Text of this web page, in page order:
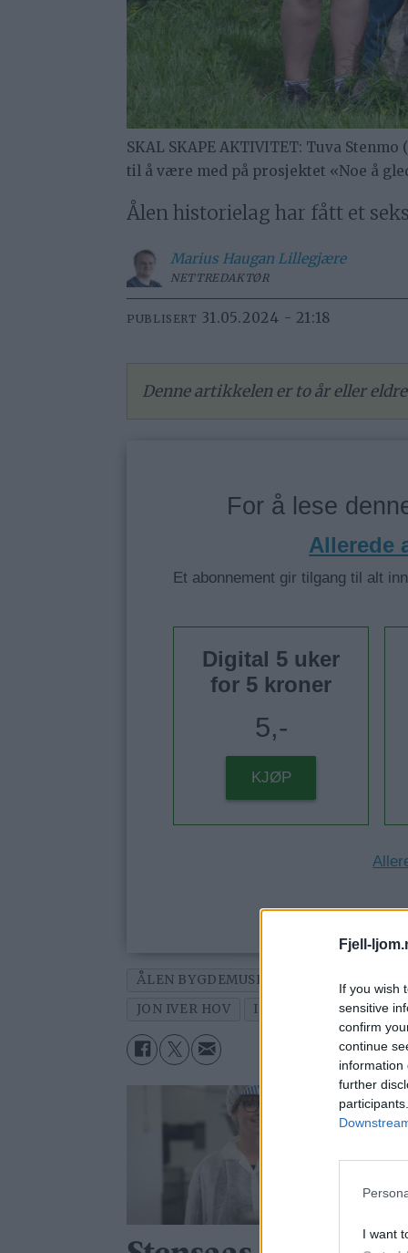
Fjell-
If you wish
sensitive
confirm
continue
information
further
I want
SKAL SKAPE AKTIVITET: Tuva
til å være med på prosjektet «Noe å
Ålen historielag har fått et
Marius Haugan Lillegjære
NETTREDAKTØR
PUBLISERT 31.05.2024 - 21:18
Denne artikkelen er to år eller
For å lese
Allerede
Et abonnement gir tilgang til alt
Digital 5 uker
for 5 kroner
5,-
KJØP
ÅLEN BYGDEMUSEUM ÅLEN
JON IVER HOV
IDA MARIE HOLDEN